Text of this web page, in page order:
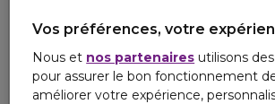
IRRESISTIBLE
Coffret - eau de parfum + lait pour le
144,00 €
ORGANZA
Eau de
À partir de
4.8
Vos préférences, votre
Nous et nos partenaires utilisons
pour assurer le bon fonctionnement
améliorer votre expérience,